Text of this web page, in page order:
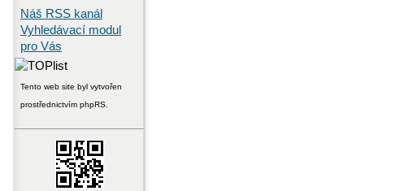
Náš RSS kanál
Vyhledávací modul
pro Vás
Tento web site byl vytvořen
prostřednictvím phpRS.